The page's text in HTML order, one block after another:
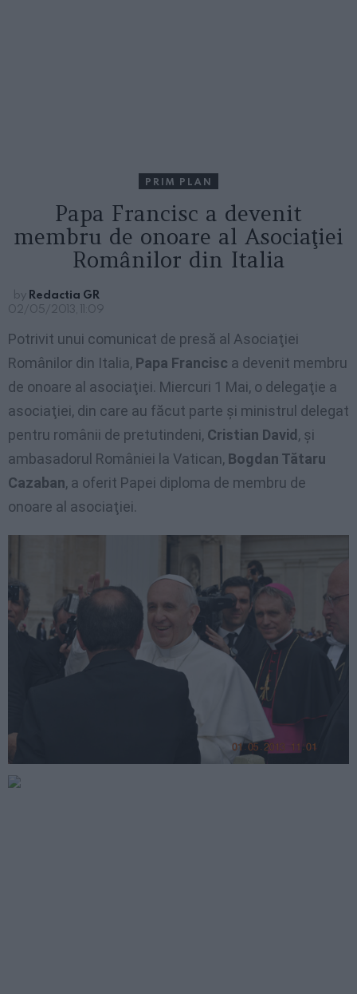
PRIM PLAN
Papa Francisc a devenit
membru de onoare al Asociaţiei
Românilor din Italia
by Redactia GR
02/05/2013, 11:09
Potrivit unui comunicat de presă al Asociaţiei
Românilor din Italia, Papa Francisc a devenit membru
de onoare al asociaţiei. Miercuri 1 Mai, o delegaţie a
asociaţiei, din care au făcut parte şi ministrul delegat
pentru românii de pretutindeni, Cristian David , şi
ambasadorul României la Vatican, Bogdan Tătaru
Cazaban, a oferit Papei diploma de membru de
onoare al asociaţiei.